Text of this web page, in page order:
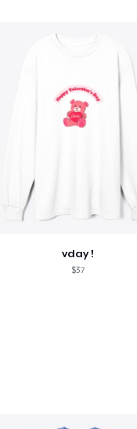
vday !
$37